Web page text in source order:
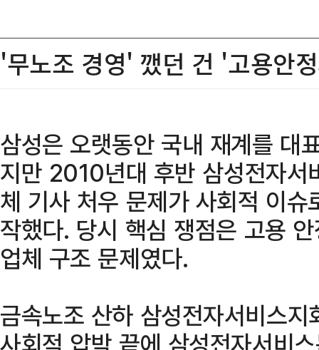
'무노조 경영' 깼던 건 '고용안
삼성은 오랫동안 국내 재계를 대
지만 2010년대 후반 삼성전자서
체 기사 처우 문제가 사회적 이
작했다. 당시 핵심 쟁점은 고용
업체 구조 문제였다.
금속노조 산하 삼성전자서비스
사회적 압박 끝에 삼성전자서비